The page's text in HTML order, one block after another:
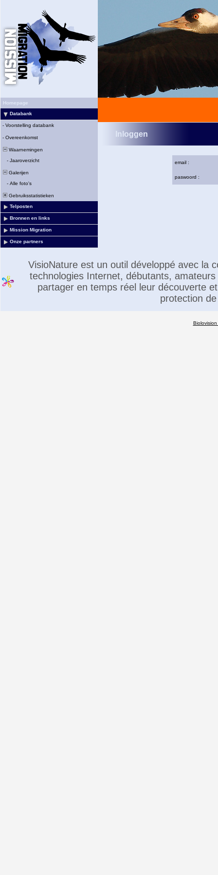
Homepage
Databank
- Voorstelling databank
- Overeenkomst
Waarnemingen
- Jaaroverzicht
Galerijen
- Alle foto's
Gebruiksstatistieken
Telposten
Bronnen en links
Mission Migration
Onze partners
Inloggen
email :
paswoord :
VisioNature est un outil développé avec la
technologies Internet, débutants,
partager en temps réel leur découverte
protection
Biolovision